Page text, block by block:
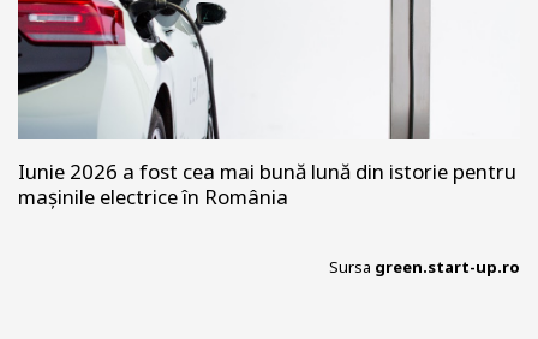
Iunie 2026 a fost cea mai bună lună din istorie pentru
mașinile electrice în România
Sursa green.start-up.ro